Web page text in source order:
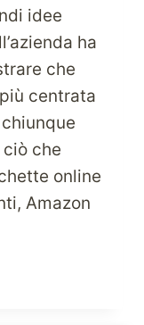
idee
ha
che
centrata
che
online
Amazon